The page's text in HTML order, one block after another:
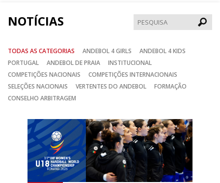
NOTÍCIAS
TODAS AS CATEGORIAS ANDEBOL 4 GIRLS
ANDEBOL 4 KIDS
PORTUGAL
ANDEBOL DE PRAIA
INSTITUCIONAL
COMPETIÇÕES NACIONAIS
COMPETIÇÕES INTERNACIONAIS
SELEÇÕES NACIONAIS
VERTENTES DO ANDEBOL
FORMAÇÃO
CONSELHO ARBITRAGEM
Anterior